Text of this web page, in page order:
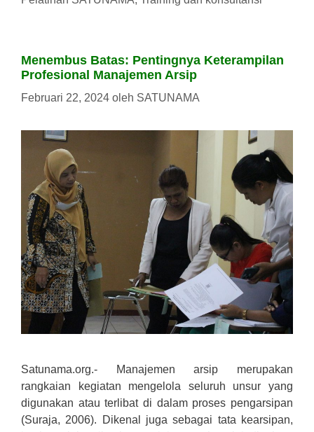
Menembus Batas: Pentingnya Keterampilan
Profesional Manajemen Arsip
Februari 22, 2024 oleh SATUNAMA
Satunama.org.- Manajemen arsip merupakan
rangkaian kegiatan mengelola seluruh unsur yang
digunakan atau terlibat di dalam proses pengarsipan
(Suraja, 2006). Dikenal juga sebagai tata kearsipan,